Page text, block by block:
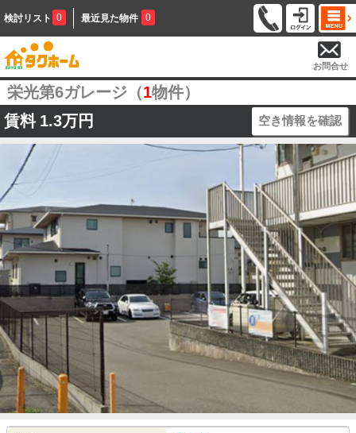
検討リスト 0 最近見た物件 0
お問合せ
栄光第6ガレージ（1物件）
賃料 1.3万円 空き情報を確認